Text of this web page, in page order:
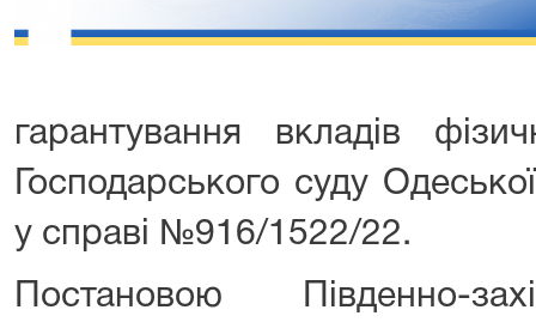
гарантування вкладів
Господарського суду
у справі №916/1522/22.
Постановою Південно-